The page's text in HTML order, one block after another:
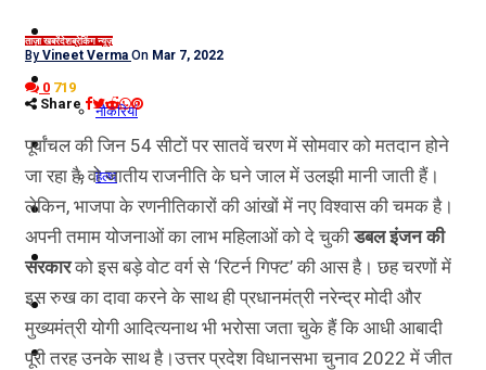
मनोरंजन
शिक्षा
नौकरियां
जीवन शैली
हेल्थ
क्राइम
कृषि
धर्म
विज्ञान तकनीकी
ताज़ा खबरेंदेशब्रेकिंग न्यूज़
By Vineet Verma On Mar 7, 2022
0 719
Share
पूर्वांचल की जिन 54 सीटों पर सातवें चरण में सोमवार को मतदान होने
जा रहा है, वो जातीय राजनीति के घने जाल में उलझी मानी जाती हैं।
लेकिन, भाजपा के रणनीतिकारों की आंखों में नए विश्वास की चमक है।
अपनी तमाम योजनाओं का लाभ महिलाओं को दे चुकीडबल इंजन की
सरकारको इस बड़े वोट वर्ग से ‘रिटर्न गिफ्ट’ की आस है। छह चरणों में
इस रुख का दावा करने के साथ ही प्रधानमंत्री नरेन्द्र मोदी और
मुख्यमंत्री योगी आदित्यनाथ भी भरोसा जता चुके हैं कि आधी आबादी
पूरी तरह उनके साथ है।उत्तर प्रदेश विधानसभा चुनाव 2022 में जीत